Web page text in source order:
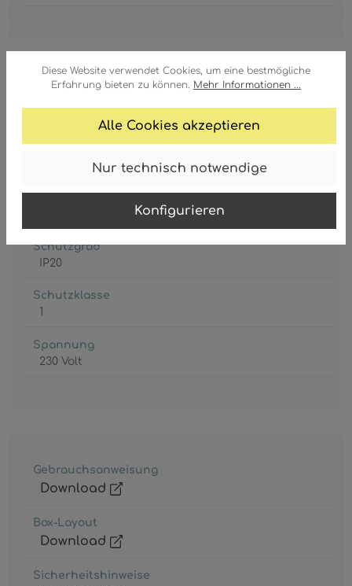
Diese Website verwendet Cookies, um eine bestmögliche
Erfahrung bieten zu können. Mehr Informationen ...
Alle Cookies akzeptieren
Nur technisch notwendige
Konfigurieren
max. 60 Watt
Schutzgrad
IP20
Schutzklasse
1
Spannung
230 Volt
Gebrauchsanweisung
Download
Box-Layout
Download
Sicherheitshinweise